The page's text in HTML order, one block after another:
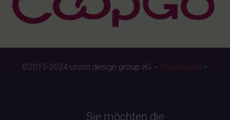
©2015-2024 union design group eG – Impressum –
Sie möchten die